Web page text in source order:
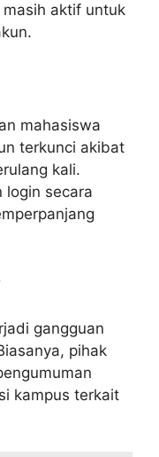
aktif untuk
mahasiswa
terkunci akibat
kali.
login secara
gangguan
pihak
kampus terkait